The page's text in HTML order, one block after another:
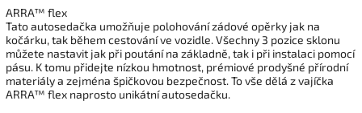
ARRA™ flex
Tato autosedačka umožňuje polohování zádové opěrky jak na
kočárku, tak během cestování ve vozidle. Všechny 3 pozice sklonu
můžete nastavit jak při poutání na základně, tak i při instalaci pomocí
pásu. K tomu přidejte nízkou hmotnost, prémiové prodyšné přírodní
materiály a zejména špičkovou bezpečnost. To vše dělá z vajíčka
ARRA™ flex naprosto unikátní autosedačku.